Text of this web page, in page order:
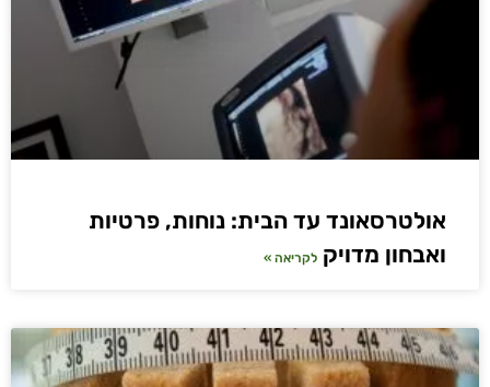
אולטרסאונד עד הבית: נוחות, פרטיות
ואבחון מדויק לקריאה »